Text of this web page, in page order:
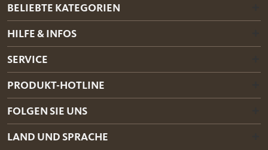
BELIEBTE KATEGORIEN
HILFE & INFOS
SERVICE
PRODUKT-HOTLINE
FOLGEN SIE UNS
LAND UND SPRACHE